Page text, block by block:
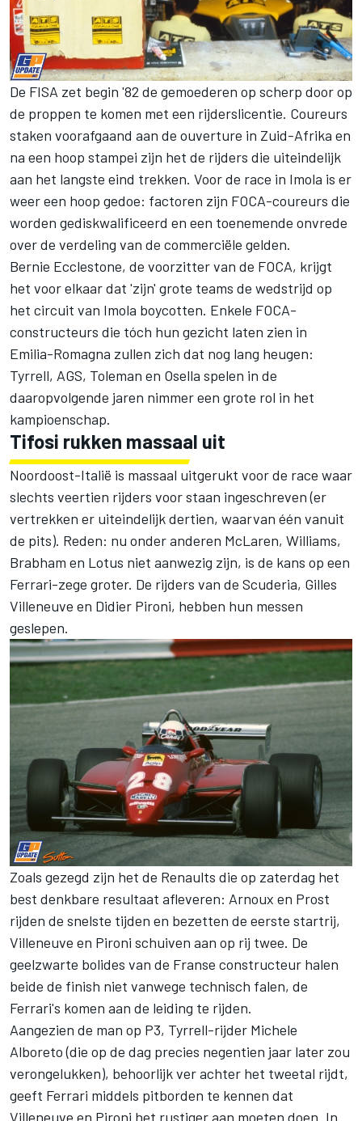
De FISA zet begin '82 de gemoederen op scherp door op
de proppen te komen met een rijderslicentie. Coureurs
staken voorafgaand aan de ouverture in Zuid-Afrika en
na een hoop stampei zijn het de rijders die uiteindelijk
aan het langste eind trekken. Voor de race in Imola is er
weer een hoop gedoe: factoren zijn FOCA-coureurs die
worden gediskwalificeerd en een toenemende onvrede
over de verdeling van de commerciële gelden.
Bernie Ecclestone, de voorzitter van de FOCA, krijgt
het voor elkaar dat 'zijn' grote teams de wedstrijd op
het circuit van Imola boycotten. Enkele FOCA-
constructeurs die tóch hun gezicht laten zien in
Emilia-Romagna zullen zich dat nog lang heugen:
Tyrrell, AGS, Toleman en Osella spelen in de
daaropvolgende jaren nimmer een grote rol in het
kampioenschap.
Tifosi rukken massaal uit
Noordoost-Italië is massaal uitgerukt voor de race waar
slechts veertien rijders voor staan ingeschreven (er
vertrekken er uiteindelijk dertien, waarvan één vanuit
de pits). Reden: nu onder anderen McLaren, Williams,
Brabham en Lotus niet aanwezig zijn, is de kans op een
Ferrari-zege groter. De rijders van de Scuderia, Gilles
Villeneuve en Didier Pironi, hebben hun messen
geslepen.
Zoals gezegd zijn het de Renaults die op zaterdag het
best denkbare resultaat afleveren: Arnoux en Prost
rijden de snelste tijden en bezetten de eerste startrij,
Villeneuve en Pironi schuiven aan op rij twee. De
geelzwarte bolides van de Franse constructeur halen
beide de finish niet vanwege technisch falen, de
Ferrari's komen aan de leiding te rijden.
Aangezien de man op P3, Tyrrell-rijder Michele
Alboreto (die op de dag precies negentien jaar later zou
verongelukken), behoorlijk ver achter het tweetal rijdt,
geeft Ferrari middels pitborden te kennen dat
Villeneuve en Pironi het rustiger aan moeten doen. In